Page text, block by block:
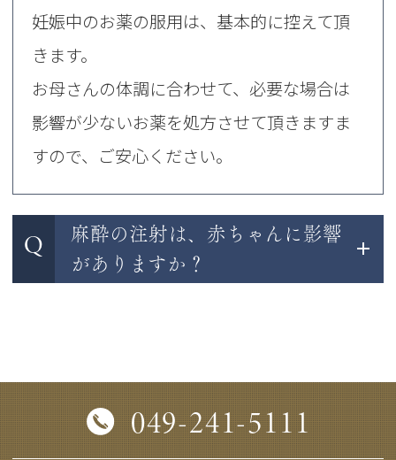
妊娠中のお薬の服用は、基本的に控えて頂
きます。
お母さんの体調に合わせて、必要な場合は
影響が少ないお薬を処方させて頂きますま
すので、ご安心ください。
Q
麻酔の注射は、赤ちゃんに影響
がありますか？
049-241-5111